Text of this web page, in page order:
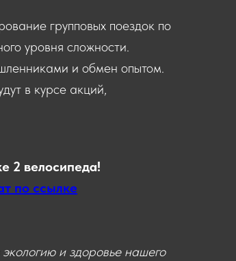
групповых поездок по
уровня сложности.
и обмен опытом.
в курсе акций,
2 велосипеда!
по ссылке
и здоровье нашего